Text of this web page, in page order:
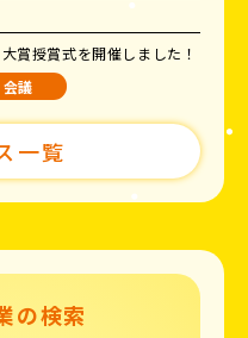
賞授賞式を開催しました！
議
一覧
の検索